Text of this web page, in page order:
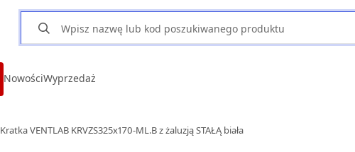
NowościWyprzedaż
Kratka VENTLAB KRVZS325x170-ML.B z żaluzją STAŁĄ biała